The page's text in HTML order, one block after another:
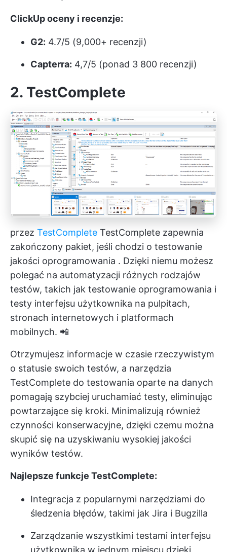
ClickUp oceny i recenzje:
G2: 4.7/5 (9,000+ recenzji)
Capterra: 4,7/5 (ponad 3 800 recenzji)
2. TestComplete
przez TestComplete TestComplete zapewnia
zakończony pakiet, jeśli chodzi o testowanie
jakości oprogramowania . Dzięki niemu możesz
polegać na automatyzacji różnych rodzajów
testów, takich jak testowanie oprogramowania i
testy interfejsu użytkownika na pulpitach,
stronach internetowych i platformach
mobilnych. 📲
Otrzymujesz informacje w czasie rzeczywistym
o statusie swoich testów, a narzędzia
TestComplete do testowania oparte na danych
pomagają szybciej uruchamiać testy, eliminując
powtarzające się kroki. Minimalizują również
czynności konserwacyjne, dzięki czemu można
skupić się na uzyskiwaniu wysokiej jakości
wyników testów.
Najlepsze funkcje TestComplete:
Integracja z popularnymi narzędziami do
śledzenia błędów, takimi jak Jira i Bugzilla
Zarządzanie wszystkimi testami interfejsu
użytkownika w jednym miejscu dzięki